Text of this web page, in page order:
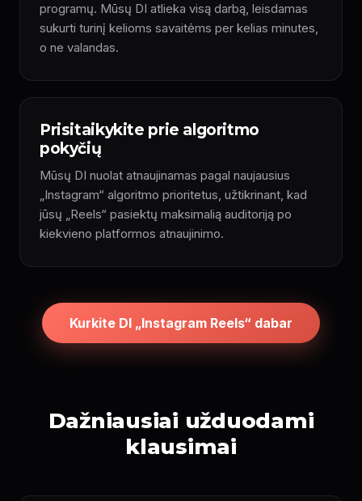
programų. Mūsų DI atlieka visą darbą, leisdamas
sukurti turinį kelioms savaitėms per kelias minutes,
o ne valandas.
Prisitaikykite prie algoritmo
pokyčių
Mūsų DI nuolat atnaujinamas pagal naujausius
„Instagram“ algoritmo prioritetus, užtikrinant, kad
jūsų „Reels“ pasiektų maksimalią auditoriją po
kiekvieno platformos atnaujinimo.
Kurkite DI „Instagram Reels“ dabar
Dažniausiai užduodami
klausimai